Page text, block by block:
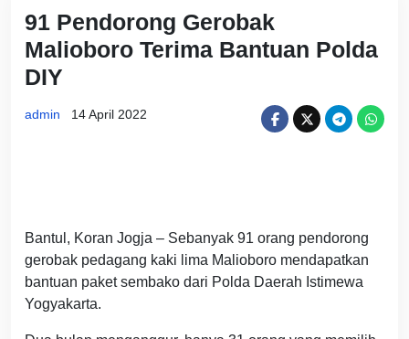
91 Pendorong Gerobak
Malioboro Terima Bantuan Polda
DIY
admin 14 April 2022
Bantul, Koran Jogja – Sebanyak 91 orang pendorong
gerobak pedagang kaki lima Malioboro mendapatkan
bantuan paket sembako dari Polda Daerah Istimewa
Yogyakarta.